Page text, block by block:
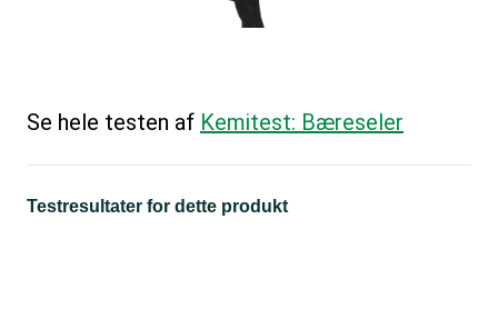
Se hele testen af Kemitest: Bæreseler
Testresultater for dette produkt